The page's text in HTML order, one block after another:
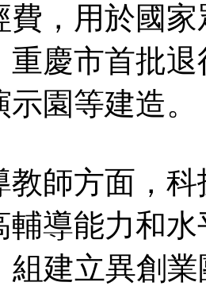
費，用於國
重慶市首批
園等建造。
方面，科
輔導能力和
組建立異創